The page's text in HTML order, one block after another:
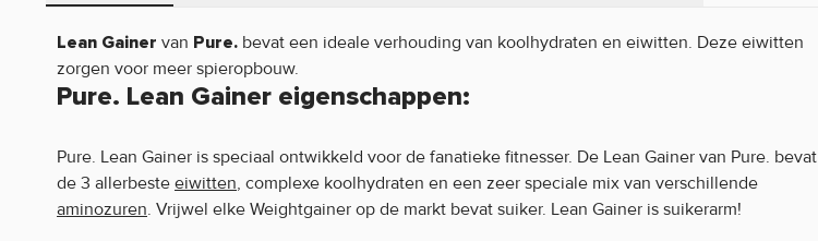
Lean Gainer van Pure. bevat een ideale verhouding van koolhydraten en eiwitten. Deze eiwitten
zorgen voor meer spieropbouw.
Pure. Lean Gainer eigenschappen:
Pure. Lean Gainer is speciaal ontwikkeld voor de fanatieke fitnesser. De Lean Gainer van Pure. bevat
de 3 allerbesteeiwitten, complexe koolhydraten en een zeer speciale mix van verschillende
aminozuren. Vrijwel elke Weightgainer op de markt bevat suiker. Lean Gainer is suikerarm!